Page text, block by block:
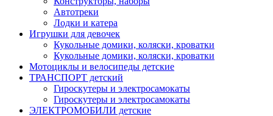
Автотреки
Лодки и катера
Игрушки для девочек
Кукольные домики, коляски, кроватки
Кукольные домики, коляски, кроватки
Мотоциклы и велосипеды детские
ТРАНСПОРТ детский
Гироскутеры и электросамокаты
Гироскутеры и электросамокаты
ЭЛЕКТРОМОБИЛИ детские